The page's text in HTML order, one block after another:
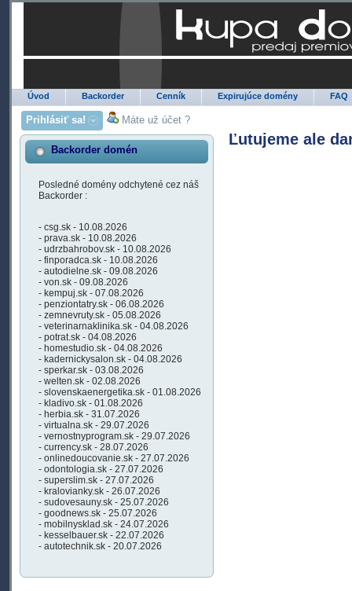
Úvod Backorder Cenník Expirujúce domény FAQ
Prihlásiť sa! Máte už účet ?
Backorder domén
Posledné domény odchytené cez náš
Backorder :
- csg.sk - 10.08.2026
- prava.sk - 10.08.2026
- udrzbahrobov.sk - 10.08.2026
- finporadca.sk - 10.08.2026
- autodielne.sk - 09.08.2026
- von.sk - 09.08.2026
- kempuj.sk - 07.08.2026
- penziontatry.sk - 06.08.2026
- zemnevruty.sk - 05.08.2026
- veterinarnaklinika.sk - 04.08.2026
- potrat.sk - 04.08.2026
- homestudio.sk - 04.08.2026
- kadernickysalon.sk - 04.08.2026
- sperkar.sk - 03.08.2026
- welten.sk - 02.08.2026
- slovenskaenergetika.sk - 01.08.2026
- kladivo.sk - 01.08.2026
- herbia.sk - 31.07.2026
- virtualna.sk - 29.07.2026
- vernostnyprogram.sk - 29.07.2026
- currency.sk - 28.07.2026
- onlinedoucovanie.sk - 27.07.2026
- odontologia.sk - 27.07.2026
- superslim.sk - 27.07.2026
- kralovianky.sk - 26.07.2026
- sudovesauny.sk - 25.07.2026
- goodnews.sk - 25.07.2026
- mobilnysklad.sk - 24.07.2026
- kesselbauer.sk - 22.07.2026
- autotechnik.sk - 20.07.2026
Ľutujeme ale